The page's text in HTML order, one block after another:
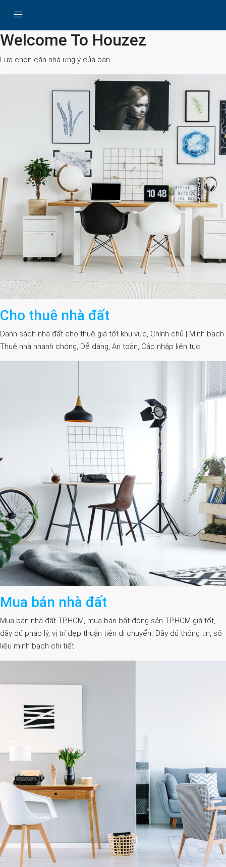
Search
Welcome To Houzez
Lựa chọn căn nhà ưng ý của bạn
Cho thuê nhà đất
Danh sách nhà đất cho thuê giá tốt khu vực, Chính chủ | Minh bạch.
Thuê nhà nhanh chóng, Dễ dàng, An toàn, Cập nhập liên tục.
Mua bán nhà đất
Mua bán nhà đất TP.HCM, mua bán bất động sản TP.HCM giá tốt,
đầy đủ pháp lý, vị trí đẹp thuận tiện di chuyển. Đầy đủ thông tin, số
liệu minh bạch chi tiết.